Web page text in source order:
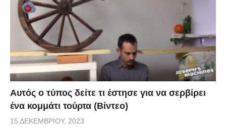
Αυτός ο τύπος δείτε τι έστησε για να σερβίρει
ένα κομμάτι τούρτα (Βίντεο)
15 ΔΕΚΕΜΒΡΊΟΥ, 2023